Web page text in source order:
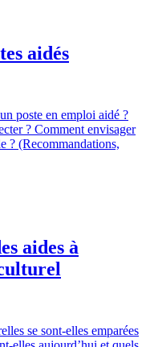
aidés
poste en emploi aidé ?
? Comment envisager
? (Recommandations,
aides à
se sont-elles emparées